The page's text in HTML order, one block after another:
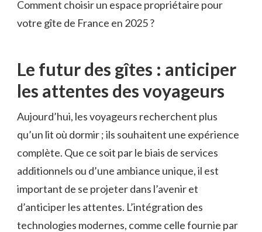
Comment choisir un espace propriétaire pour
votre gîte de France en 2025 ?
Le futur des gîtes : anticiper
les attentes des voyageurs
Aujourd’hui, les voyageurs recherchent plus
qu’un lit où dormir ; ils souhaitent une expérience
complète. Que ce soit par le biais de services
additionnels ou d’une ambiance unique, il est
important de se projeter dans l’avenir et
d’anticiper les attentes. L’intégration des
technologies modernes, comme celle fournie par